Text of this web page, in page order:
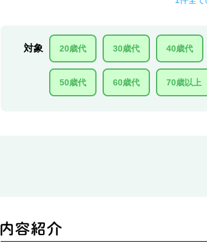
対象 20歳代 30歳代 40歳代
50歳代 60歳代 70歳以上